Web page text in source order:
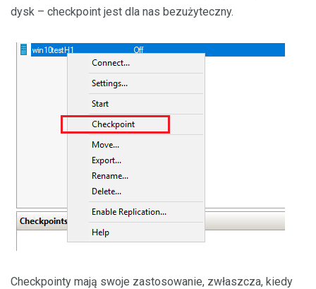
dysk – checkpoint jest dla nas bezużyteczny.
Checkpointy mają swoje zastosowanie, zwłaszcza, kiedy